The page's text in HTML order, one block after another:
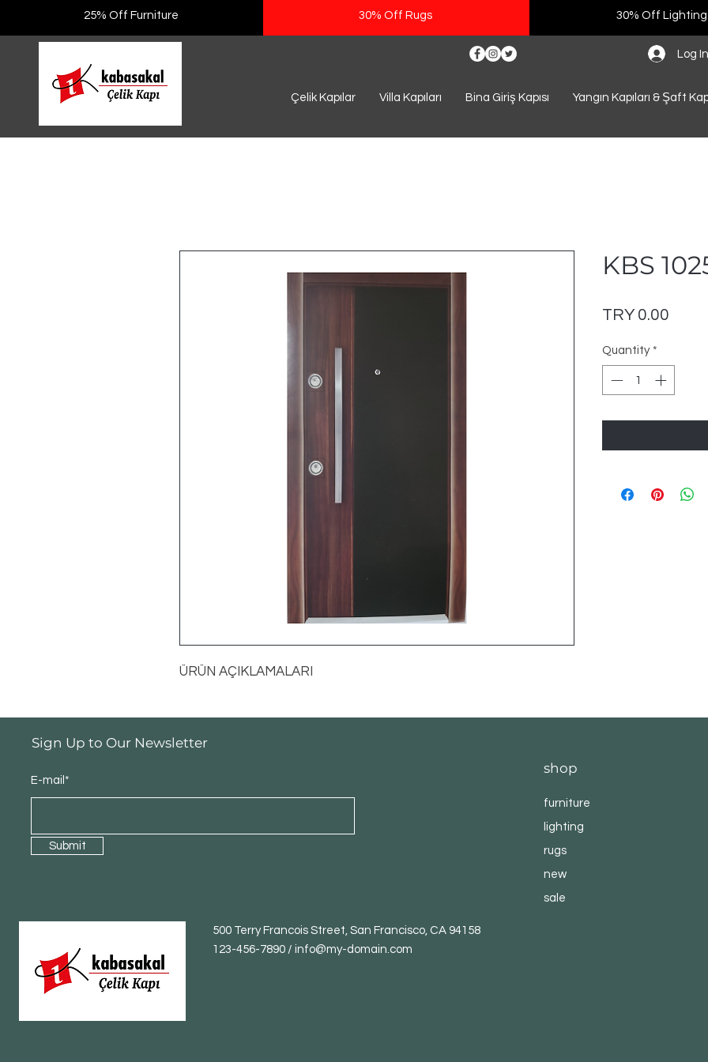
25% Off Furniture 30% Off Rugs 30% Off Lighting
Log In
Çelik Kapılar Villa Kapıları Bina Giriş Kapısı Yangın Kapıları & Şaft
ÜRÜN AÇIKLAMALARI
KBS
TRY 0.00
Quantity *
Sign Up to Our Newsletter
E-mail*
Submit
500 Terry Francois Street, San Francisco, CA 94158
123-456-7890 / info@my-domain.com
shop
furniture
lighting
rugs
new
sale